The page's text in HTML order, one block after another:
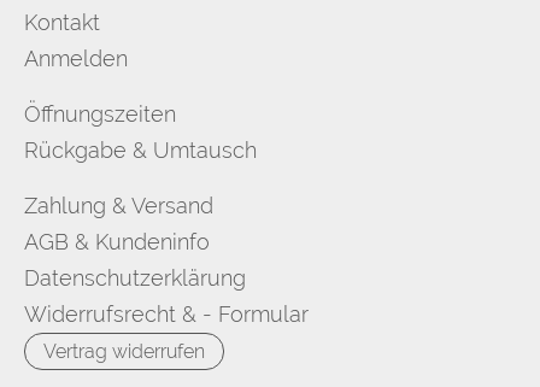
Kontakt
Anmelden
Öffnungszeiten
Rückgabe & Umtausch
Zahlung & Versand
AGB & Kundeninfo
Datenschutzerklärung
Widerrufsrecht & - Formular
Vertrag widerrufen